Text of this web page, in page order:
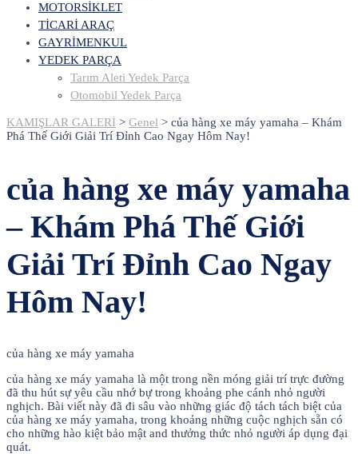
MOTORSİKLET
TİCARİ ARAÇ
GAYRİMENKUL
YEDEK PARÇA
Tarım Aleti Yedek Parça
Otomobil Yedek Parça
KAMIŞLAR GALERİ > Genel > của hàng xe máy yamaha – Khám
Phá Thế Giới Giải Trí Đỉnh Cao Ngay Hôm Nay!
của hàng xe máy yamaha
– Khám Phá Thế Giới
Giải Trí Đỉnh Cao Ngay
Hôm Nay!
của hàng xe máy yamaha
của hàng xe máy yamaha là một trong nền móng giải trí trực đường
đã thu hút sự yêu cầu nhớ bự trong khoảng phe cánh nhỏ người
nghịch. Bài viết này đã đi sâu vào những giác độ tách tách biệt của
của hàng xe máy yamaha, trong khoảng những cuộc nghịch sẵn có
cho những hào kiệt bảo mật and thưởng thức nhỏ người áp dụng đại
quát.